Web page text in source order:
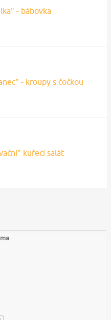
- bábovka
- kroupy s čočkou
kuřecí salát